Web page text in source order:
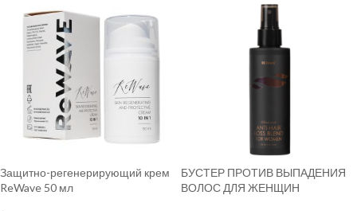
Защитно-регенерирующий крем
ReWave 50 мл
БУСТЕР ПРОТИВ ВЫПАДЕНИЯ
ВОЛОС ДЛЯ ЖЕНЩИН